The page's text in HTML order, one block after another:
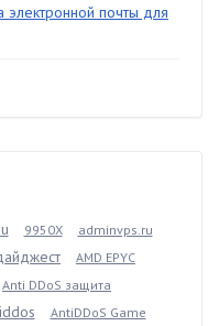
почты для
9950X
adminvps.ru
AMD EPYC
Anti DDoS защита
AntiDDoS Game